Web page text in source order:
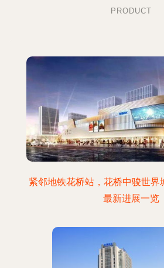
PRODUCT
紧邻地铁花桥站，花桥中骏世界
最新进展一览